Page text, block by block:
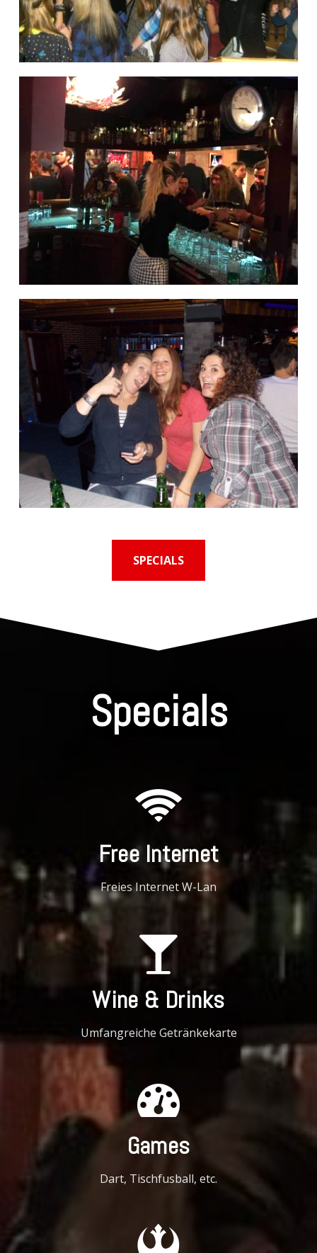
SPECIALS
Specials
Free Internet
Freies Internet W-Lan
Wine & Drinks
Umfangreiche Getränkekarte
Games
Dart, Tischfusball, etc.